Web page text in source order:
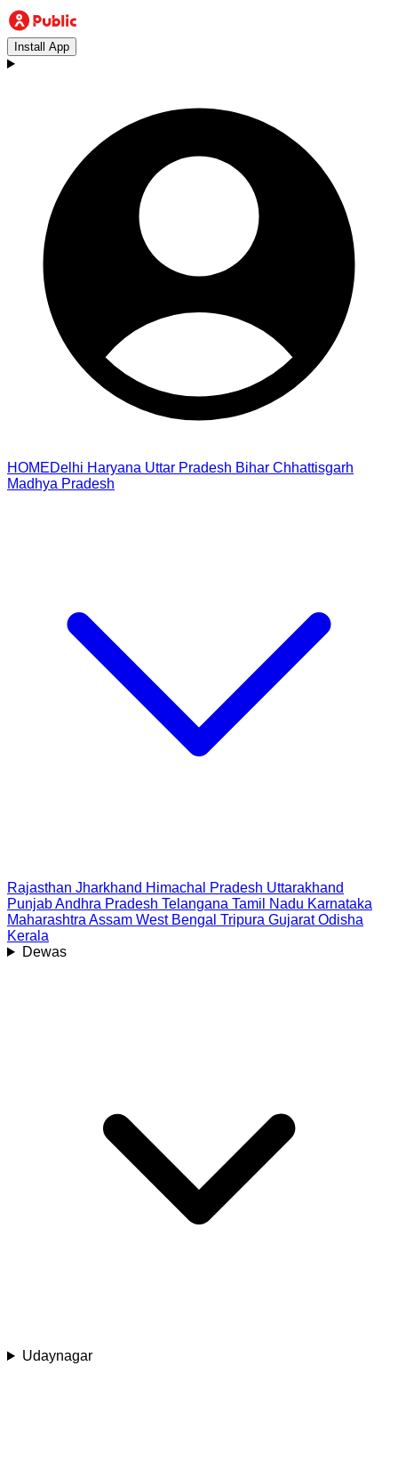
Install App
HOMEDelhi Haryana Uttar Pradesh Bihar Chhattisgarh
Madhya Pradesh
Rajasthan Jharkhand Himachal Pradesh Uttarakhand
PunjabAndhra Pradesh Telangana Tamil Nadu Karnataka
Maharashtra Assam West Bengal Tripura Gujarat Odisha
Kerala
Dewas
Udaynagar